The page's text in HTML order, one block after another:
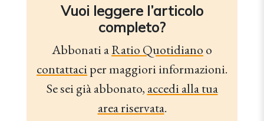
Vuoi leggere l’articolo
completo?
Abbonati aRatio Quotidiano o
contattaciper maggiori informazioni.
Se sei già abbonato, accedi alla tua
area riservata.